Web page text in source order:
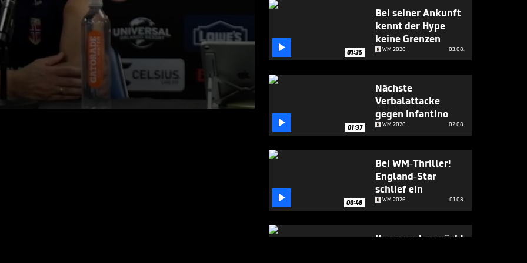
08.06.26
 01:35
Bei seiner Ankunft
kennt der Hype
keine Grenzen
WM 2026 03.08.
 01:37
Nächste
Verbalattacke
gegen Infantino
WM 2026 02.08.
 00:48
Bei WM-Thriller!
England-Star
schlief ein
WM 2026 01.08.
Kommando zurück!